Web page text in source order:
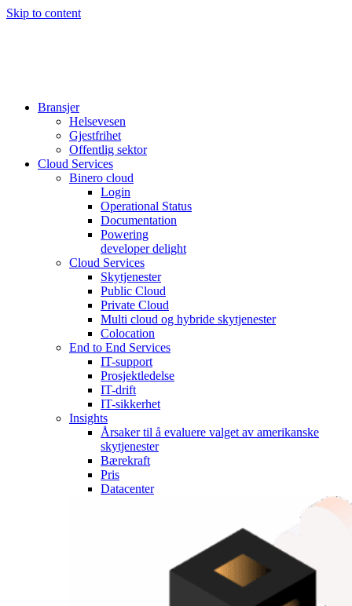
Skip to content
Bransjer
Helsevesen
Gjestfrihet
Offentlig sektor
Cloud Services
Binero cloud
Login
Operational Status
Documentation
Powering
developer delight
Cloud Services
Skytjenester
Public Cloud
Private Cloud
Multi cloud og hybride skytjenester
Colocation
End to End Services
IT-support
Prosjektledelse
IT-drift
IT-sikkerhet
Insights
Årsaker til å evaluere valget av amerikanske
skytjenester
Bærekraft
Pris
Datacenter